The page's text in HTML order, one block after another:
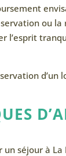
ou la
l’esprit
d’un
un séjour à La